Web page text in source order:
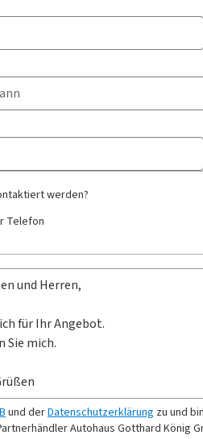
werden?
Telefon
und derDatenschutzerklärung zu und
Autohaus Gotthard König